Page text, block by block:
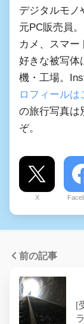
デジタルモノ
元PC販売員
カメ、スマ
好きな被写体
機・工場。
ロフィールは
の旅行写真は
ぞ。
X
前の記事
[